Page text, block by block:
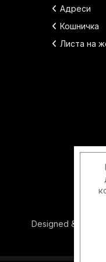
Адреси
Кошничка
Листа на
Designed &